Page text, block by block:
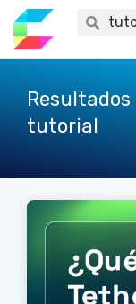
contenido
Buscar
tutorial